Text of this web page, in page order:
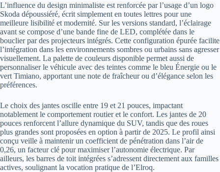
L’influence du design minimaliste est renforcée par l’usage d’un logo
Skoda dépoussiéré, écrit simplement en toutes lettres pour une
meilleure lisibilité et modernité. Sur les versions standard, l’éclairage
avant se compose d’une bande fine de LED, complétée dans le
bouclier par des projecteurs intégrés. Cette configuration épurée facilite
l’intégration dans les environnements sombres ou urbains sans agresser
visuellement. La palette de couleurs disponible permet aussi de
personnaliser le véhicule avec des teintes comme le bleu Énergie ou le
vert Timiano, apportant une note de fraîcheur ou d’élégance selon les
préférences.
Le choix des jantes oscille entre 19 et 21 pouces, impactant
notablement le comportement routier et le confort. Les jantes de 20
pouces renforcent l’allure dynamique du SUV, tandis que des roues
plus grandes sont proposées en option à partir de 2025. Le profil ainsi
conçu veille à maintenir un coefficient de pénétration dans l’air de
0,26, un facteur clé pour maximiser l’autonomie électrique. Par
ailleurs, les barres de toit intégrées s’adressent directement aux familles
actives, soulignant la vocation pratique de l’Elroq.